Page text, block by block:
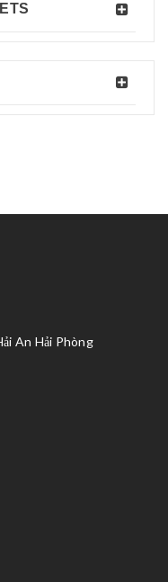
An Hải Phòng